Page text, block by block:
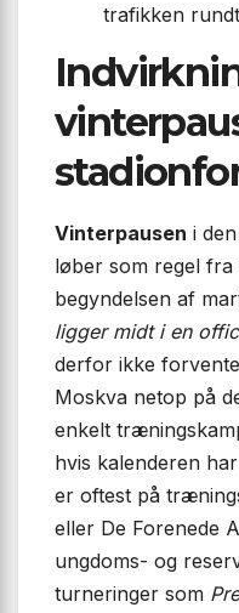
trafikken
Vinterpausen i
løber som regel fra
begyndelsen af
ligger midt i en
derfor ikke
Moskva netop på
enkelt
hvis kalenderen
er oftest på
eller De Forenede
ungdoms- og
turneringer som